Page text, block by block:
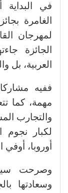
في
لمهرجان
الجائزة
العربية، بل
ففيه
مهمة، كما
والتجارب
لكبار
أوروبا، أوفي
وصرحت
وسعادتها